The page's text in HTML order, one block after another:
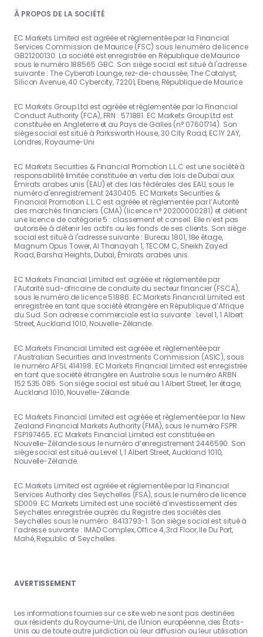
À PROPOS DE LA SOCIÉTÉ
EC Markets Limited est agréée et réglementée par la Financial
Services Commission de Maurice (FSC) sous le numéro de licence
GB21200130. La société est enregistrée en République de Maurice
sous le numéro 188565 GBC. Son siège social est situé à l'adresse
suivante : The Cyberati Lounge, rez-de-chaussée, The Catalyst,
Silicon Avenue, 40 Cybercity, 72201, Ebene, République de Maurice.
EC Markets Group Ltd est agréée et réglementée par la Financial
Conduct Authority (FCA), FRN : 571881. EC Markets Group Ltd est
constituée en Angleterre et au Pays de Galles (n° 07601714). Son
siège social est situé à Parksworth House, 30 City Road, EC1Y 2AY,
Londres, Royaume-Uni
EC Markets Securities & Financial Promotion L.L.C est une société à
responsabilité limitée constituée en vertu des lois de Dubaï aux
Émirats arabes unis (EAU) et des lois fédérales des EAU, sous le
numéro d'enregistrement 2430405. EC Markets Securities &
Financial Promotion L.L.C est agréée et réglementée par l’Autorité
des marchés financiers (CMA) (licence n° 20200000281) et détient
une licence de catégorie 5 : classement et conseil. Elle n’est pas
autorisée à détenir les actifs ou les fonds de ses clients. Son siège
social est situé à l'adresse suivante : Bureau 1801, 18e étage,
Magnum Opus Tower, Al Thanayah 1, TECOM C, Sheikh Zayed
Road, Barsha Heights, Dubaï, Émirats arabes unis.
EC Markets Financial Limited est agréée et réglementée par
l’Autorité sud-africaine de conduite du secteur financier (FSCA),
sous le numéro de licence 51886. EC Markets Financial Limited est
enregistrée en tant que société étrangère en République d’Afrique
du Sud. Son adresse commerciale est la suivante : Level 1, 1 Albert
Street, Auckland 1010, Nouvelle-Zélande.
EC Markets Financial Limited est agréée et réglementée par
l’Australian Securities and Investments Commission (ASIC), sous
le numéro AFSL 414198. EC Markets Financial Limited est enregistrée
en tant que société étrangère en Australie sous le numéro ARBN
152 535 085. Son siège social est situé au 1 Albert Street, 1er étage,
Auckland 1010, Nouvelle-Zélande.
EC Markets Financial Limited est agréée et réglementée par la New
Zealand Financial Markets Authority (FMA), sous le numéro FSPR
FSP197465. EC Markets Financial Limited est constituée en
Nouvelle-Zélande sous le numéro d’enregistrement 2446590. Son
siège social est situé au Level 1, 1 Albert Street, Auckland 1010,
Nouvelle-Zélande.
EC Markets Limited est agréée et réglementée par la Financial
Services Authority des Seychelles (FSA), sous le numéro de licence
SD009. EC Markets Limited est une société d’investissement des
Seychelles enregistrée auprès du Registre des sociétés des
Seychelles sous le numéro : 8413793-1. Son siège social est situé à
l’adresse suivante : IMAD Complex, Office 4, 3rd Floor, Ile Du Port,
Mahé, Republic of Seychelles.
AVERTISSEMENT
Les informations fournies sur ce site web ne sont pas destinées
aux résidents du Royaume-Uni, de l'Union européenne, des États-
Unis ou de toute autre juridiction où leur diffusion ou leur utilisation